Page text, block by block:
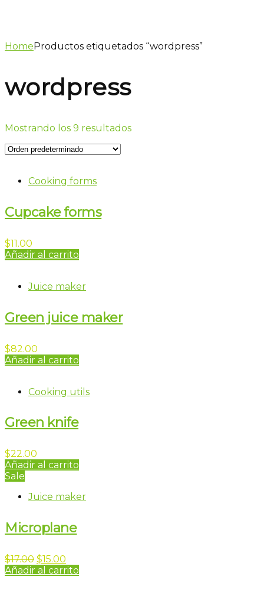
HomeProductos etiquetados “wordpress”
wordpress
Mostrando los 9 resultados
Cooking forms
Cupcake forms
$11.00
Añadir al carrito
Juice maker
Green juice maker
$82.00
Añadir al carrito
Cooking utils
Green knife
$22.00
Añadir al carrito
Sale
Juice maker
Microplane
$17.00 El
precio
$15.00
precio
Añadir al carrito